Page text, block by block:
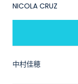
NICOLA CRUZ
中村佳穂